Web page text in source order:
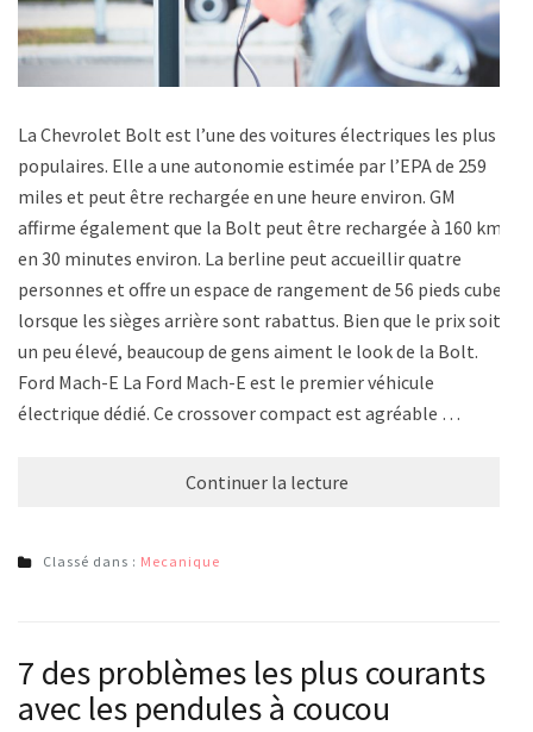
La Chevrolet Bolt est l’une des voitures électriques les plus
populaires. Elle a une autonomie estimée par l’EPA de 259
miles et peut être rechargée en une heure environ. GM
affirme également que la Bolt peut être rechargée à 160 km
en 30 minutes environ. La berline peut accueillir quatre
personnes et offre un espace de rangement de 56 pieds cubes
lorsque les sièges arrière sont rabattus. Bien que le prix soit
un peu élevé, beaucoup de gens aiment le look de la Bolt.
Ford Mach-E La Ford Mach-E est le premier véhicule
électrique dédié. Ce crossover compact est agréable …
Continuer la lecture
Classé dans : Mecanique
7 des problèmes les plus courants
avec les pendules à coucou